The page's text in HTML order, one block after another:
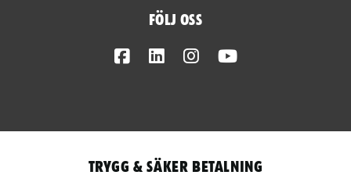
Följ oss
FacebookLinkedInInstagram
Trygg & säker betalning